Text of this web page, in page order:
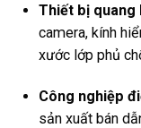
Thiết bị quang
camera, kính
xước lớp phủ
Công nghiệp
sản xuất bán